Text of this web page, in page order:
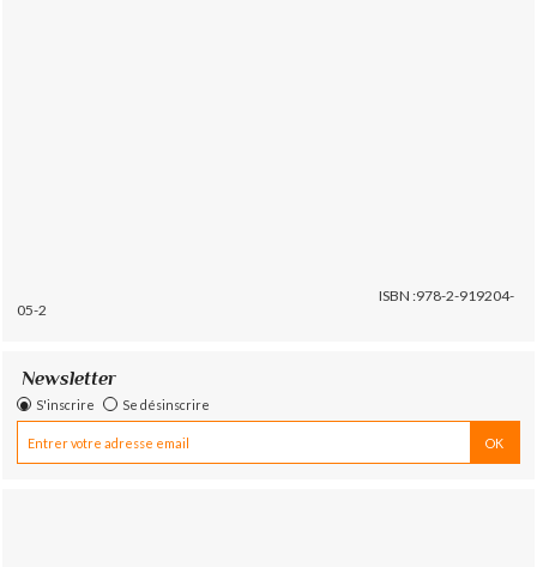
ISBN :978-2-919204-
05-2
Newsletter
S'inscrire Se désinscrire